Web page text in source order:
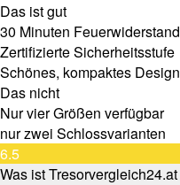
Das ist gut
30 Minuten Feuerwiderstand
Zertifizierte Sicherheitsstufe
Schönes, kompaktes Design
Das nicht
Nur vier Größen verfügbar
nur zwei Schlossvarianten
6.5
Was ist Tresorvergleich24.at